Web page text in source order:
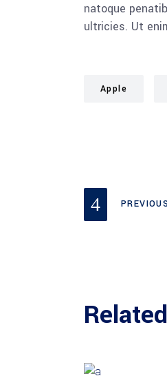
natoque
ultricies. Ut
Apple